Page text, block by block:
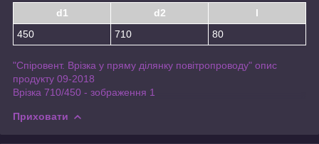
d1 d2
l
450
710 80
"Спіровент. Врізка у пряму ділянку повітропроводу" опис
продукту 09-2018
Врізка 710/450 - зображення 1
Приховати